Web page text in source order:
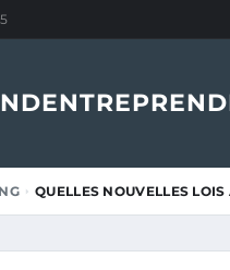
QUELLES NOUVELLES